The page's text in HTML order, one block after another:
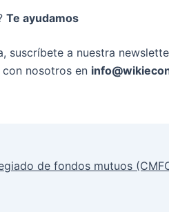
Te ayudamos
suscríbete a nuestra
nosotros en
de fondos mutuos